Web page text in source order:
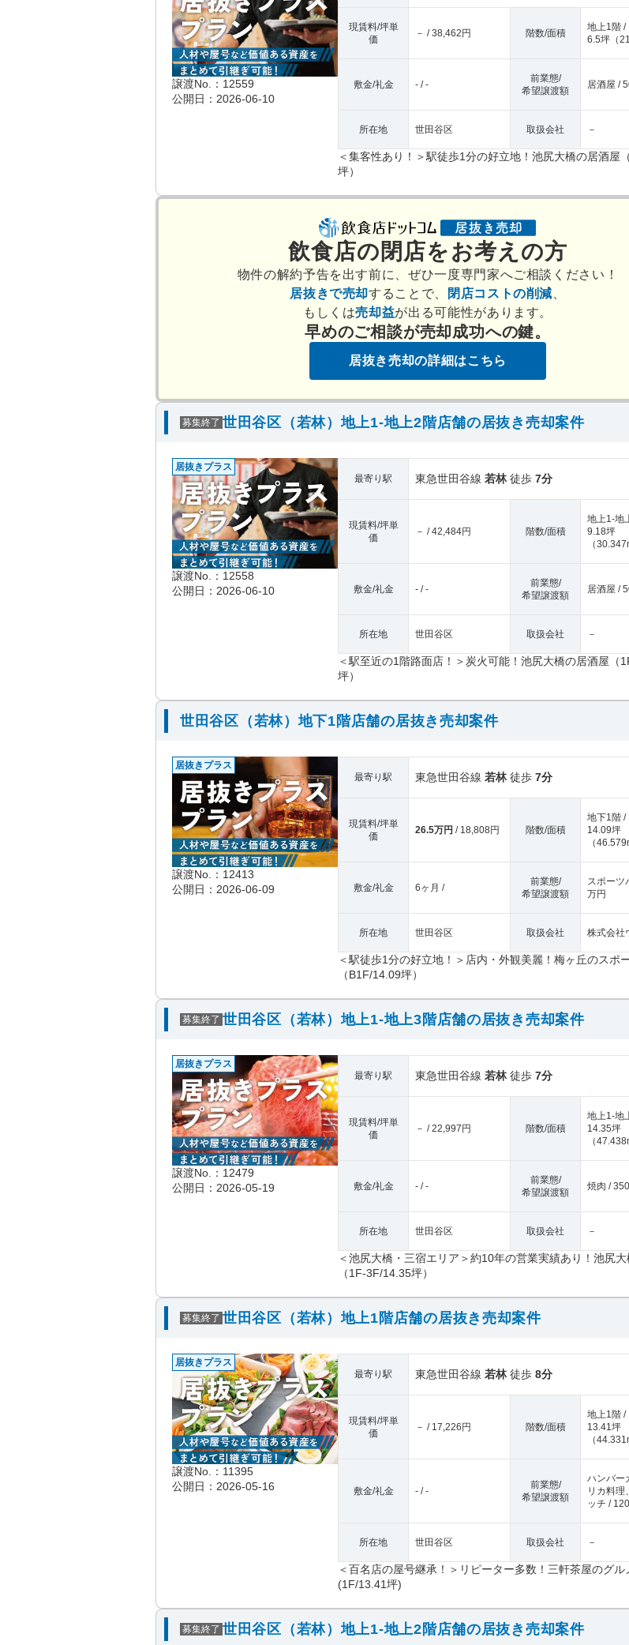
譲渡No.：12559
公開日：2026-06-10
現賃料/坪単
価
－ / 38,462円 階数/面積
地上1階 /
6.5坪 （
敷金/礼金 - / -
前業態/
希望譲渡額
居酒屋 /
所在地 世田谷区 取扱会社 －
＜集客性あり！＞駅徒歩1分の好立地！池尻大橋の居酒屋
坪）
飲食店の閉店をお考えの方
物件の解約予告を出す前に、ぜひ一度専門家へご相談ください！
居抜きで売却することで、 閉店コストの削減
もしくは売却益が出る可能性があります。
早めのご相談が売却成功への鍵。
居抜き売却の詳細はこちら
募集終了 世田谷区（若林）地上1-地上2階店舗の居抜き売却案件
居抜きプラス
譲渡No.：12558
公開日：2026-06-10
最寄り駅 東急世田谷線 若林徒歩 7分
現賃料/坪単
価
－ / 42,484円 階数/面積
地上1-地
9.18坪
（
敷金/礼金 - / -
前業態/
希望譲渡額
居酒屋 /
所在地 世田谷区 取扱会社 －
＜駅至近の1階路面店！＞炭火可能！池尻大橋の居酒屋（
坪）
世田谷区（若林）地下1階店舗の居抜き売却案件
居抜きプラス
譲渡No.：12413
公開日：2026-06-09
最寄り駅 東急世田谷線 若林徒歩 7分
現賃料/坪単
価
26.5万円 / 18,808円 階数/面積
地下1階 /
14.09坪
（
敷金/礼金 6ヶ月 /
前業態/
希望譲渡額
スポーツ
万円
所在地 世田谷区 取扱会社 株式会社
＜駅徒歩1分の好立地！＞店内・外観美麗！梅ヶ丘のスポ
（B1F/14.09坪）
募集終了 世田谷区（若林）地上1-地上3階店舗の居抜き売却案件
居抜きプラス
譲渡No.：12479
公開日：2026-05-19
最寄り駅 東急世田谷線 若林徒歩 7分
現賃料/坪単
価
－ / 22,997円 階数/面積
地上1-地
14.35坪
（
敷金/礼金 - / -
前業態/
希望譲渡額
焼肉 /
所在地 世田谷区 取扱会社 －
＜池尻大橋・三宿エリア＞約10年の営業実績あり！池尻
（1F-3F/14.35坪）
募集終了 世田谷区（若林）地上1階店舗の居抜き売却案件
居抜きプラス
譲渡No.：11395
公開日：2026-05-16
最寄り駅 東急世田谷線 若林徒歩 8分
現賃料/坪単
価
－ / 17,226円 階数/面積
地上1階 /
13.41坪
（
敷金/礼金 - / -
前業態/
希望譲渡額
ハンバー
リカ料理
ッチ /
所在地 世田谷区 取扱会社 －
＜百名店の屋号継承！＞リピーター多数！三軒茶屋のグル
(1F/13.41坪)
募集終了 世田谷区（若林）地上1-地上2階店舗の居抜き売却案件